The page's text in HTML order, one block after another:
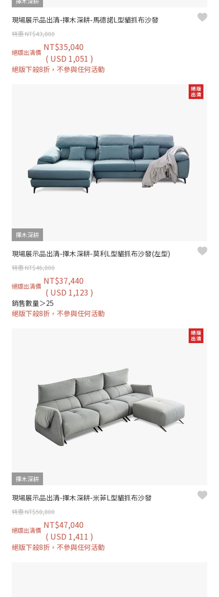
現場展示品出清-擇木深耕-馬德諾L型貓抓布沙發
特惠 NT$43,800
絕版出清價 NT$35,040
( USD 1,051 )
絕版下殺8折，不參與任何活動
擇木深耕
現場展示品出清-擇木深耕-莫利L型貓抓布沙發(左型)
特惠 NT$46,800
絕版出清價 NT$37,440
( USD 1,123 )
銷售數量＞25
絕版下殺8折，不參與任何活動
擇木深耕
現場展示品出清-擇木深耕-米菲L型貓抓布沙發
特惠 NT$58,800
絕版出清價 NT$47,040
( USD 1,411 )
絕版下殺8折，不參與任何活動